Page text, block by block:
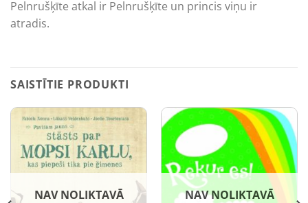
Pelnrušķīte atkal ir Pelnrušķīte un princis viņu ir
atradis.
SAISTĪTIE PRODUKTI
NAV NOLIKTAVĀ NAV NOLIKTAVĀ